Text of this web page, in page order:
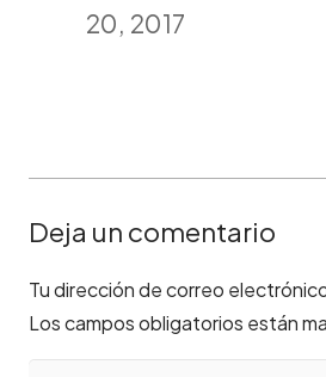
20, 2017
Deja un comentario
Tu dirección de correo
Los campos obligatorios están